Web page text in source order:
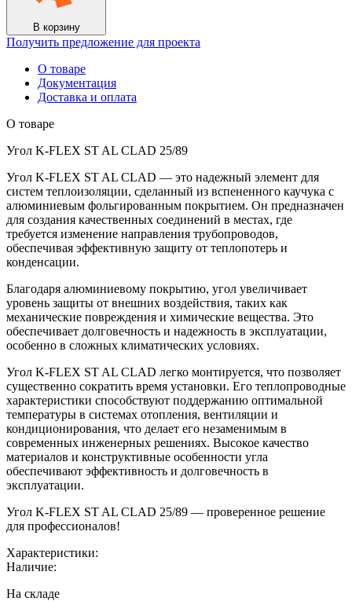
В корзину
Получить предложение для проекта
О товаре
Документация
Доставка и оплата
О товаре
Угол K-FLEX ST AL CLAD 25/89
Угол K-FLEX ST AL CLAD — это надежный элемент для
систем теплоизоляции, сделанный из вспененного каучука с
алюминиевым фольгированным покрытием. Он предназначен
для создания качественных соединений в местах, где
требуется изменение направления трубопроводов,
обеспечивая эффективную защиту от теплопотерь и
конденсации.
Благодаря алюминиевому покрытию, угол увеличивает
уровень защиты от внешних воздействия, таких как
механические повреждения и химические вещества. Это
обеспечивает долговечность и надежность в эксплуатации,
особенно в сложных климатических условиях.
Угол K-FLEX ST AL CLAD легко монтируется, что позволяет
существенно сократить время установки. Его теплопроводные
характеристики способствуют поддержанию оптимальной
температуры в системах отопления, вентиляции и
кондиционирования, что делает его незаменимым в
современных инженерных решениях. Высокое качество
материалов и конструктивные особенности угла
обеспечивают эффективность и долговечность в
эксплуатации.
Угол K-FLEX ST AL CLAD 25/89 — проверенное решение
для профессионалов!
Характеристики:
Наличие:
На складе